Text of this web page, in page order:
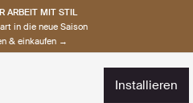
ARBEIT MIT STIL
in die neue Saison
& einkaufen →
installieren